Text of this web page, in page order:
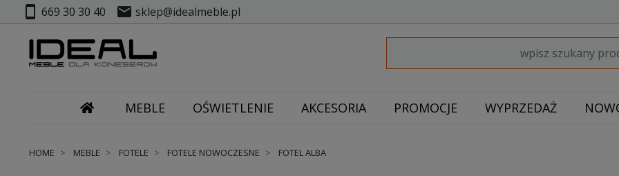
smartphone 669 30 30 40 mail sklep@idealmeble.pl
MEBLE OŚWIETLENIE AKCESORIA PROMOCJE WYPRZEDAŻ
HOME MEBLE FOTELE FOTELE NOWOCZESNE FOTEL ALBA